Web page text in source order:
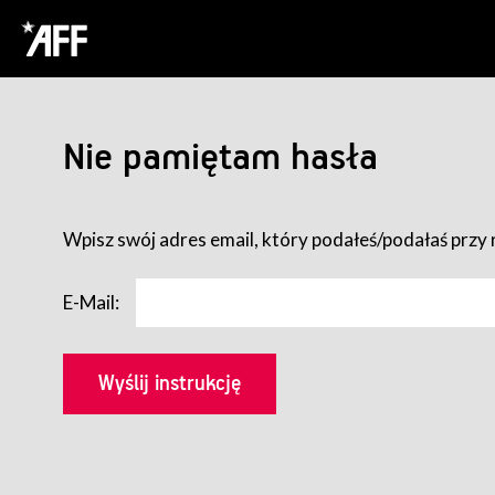
Nie pamiętam hasła
Wpisz swój adres email, który podałeś/podałaś
E-Mail: